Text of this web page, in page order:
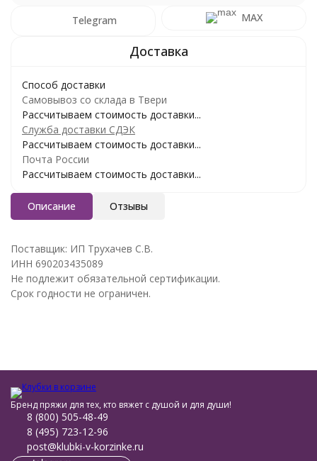
Telegram MAX
Способ доставки
Самовывоз со склада в Твери
Рассчитываем стоимость доставки...
Служба доставки СДЭК
Рассчитываем стоимость доставки...
Почта России
Рассчитываем стоимость доставки...
Описание Отзывы
Поставщик: ИП Трухачев С.В.
ИНН 690203435089
Не подлежит обязательной сертификации.
Срок годности не ограничен.
Бренд пряжи для тех, кто вяжет с душой и для души!
8 (800) 505-48-49
8 (495) 723-12-96
post@klubki-v-korzinke.ru